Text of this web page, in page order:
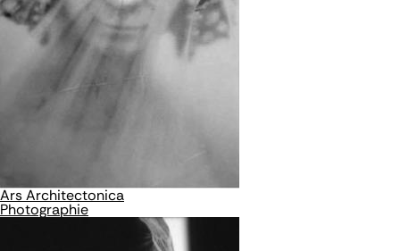
Ars Architectonica
Photographie